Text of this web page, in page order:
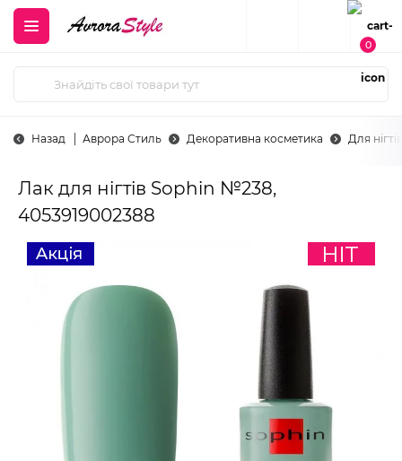
0
Назад Аврора Стиль Декоративна косметика Для нігтів
Лак для нігтів Sophin №238,
4053919002388